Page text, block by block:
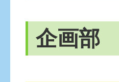
企画部